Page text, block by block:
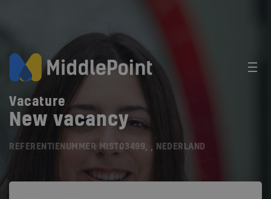
Vacature
New vacancy
REFERENTIENUMMER MIST03499, , NEDERLAND